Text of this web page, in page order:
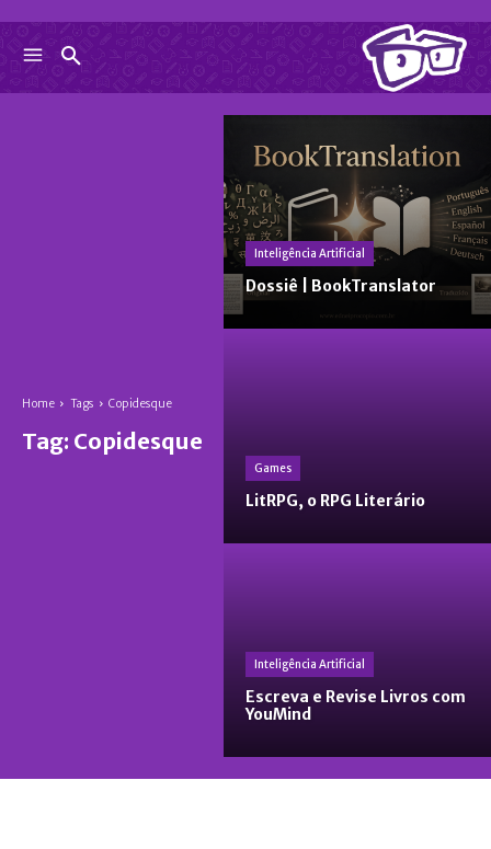
Home Tags Copidesque
Tag: Copidesque
Inteligência Artificial
Dossiê | BookTranslator
Games
LitRPG, o RPG Literário
Inteligência Artificial
Escreva e Revise Livros com
YouMind